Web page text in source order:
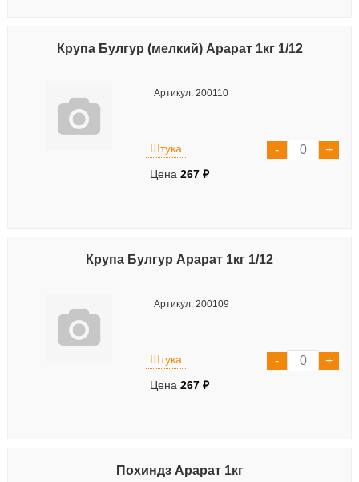
Крупа Булгур (мелкий) Арарат 1кг 1/12
Артикул: 200110
Штука
Цена 267 ₽
Крупа Булгур Арарат 1кг 1/12
Артикул: 200109
Штука
Цена 267 ₽
Похиндз Арарат 1кг